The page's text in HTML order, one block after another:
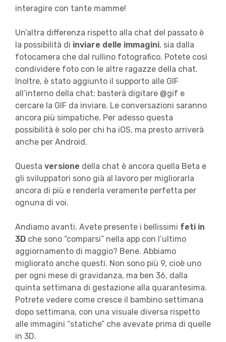
interagire con tante mamme!
Un’altra differenza rispetto alla chat del passato è
la possibilità di inviare delle immagini, sia dalla
fotocamera che dal rullino fotografico. Potete così
condividere foto con le altre ragazze della chat.
Inoltre, è stato aggiunto il supporto alle GIF
all’interno della chat: basterà digitare @gif e
cercare la GIF da inviare. Le conversazioni saranno
ancora più simpatiche. Per adesso questa
possibilità è solo per chi ha iOS, ma presto arriverà
anche per Android.
Questa versione della chat è ancora quella Beta e
gli sviluppatori sono già al lavoro per migliorarla
ancora di più e renderla veramente perfetta per
ognuna di voi.
Andiamo avanti. Avete presente i bellissimi feti in
3Dche sono “comparsi” nella app con l’ultimo
aggiornamento di maggio? Bene. Abbiamo
migliorato anche questi. Non sono più 9, cioè uno
per ogni mese di gravidanza, ma ben 36, dalla
quinta settimana di gestazione alla quarantesima.
Potrete vedere come cresce il bambino settimana
dopo settimana, con una visuale diversa rispetto
alle immagini “statiche” che avevate prima di quelle
in 3D.